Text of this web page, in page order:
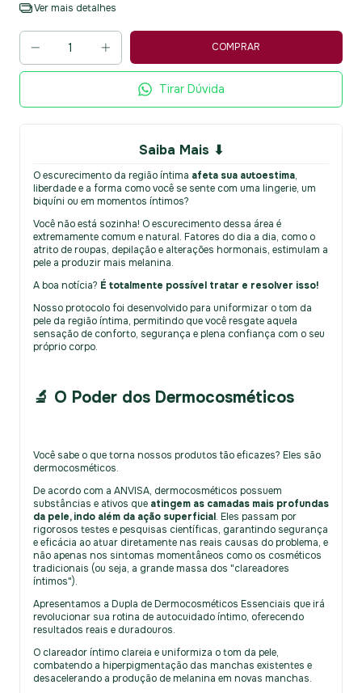
Ver mais detalhes
Tirar Dúvida
Saiba Mais ⬇
O escurecimento da região íntima afeta sua autoestima,
liberdade e a forma como você se sente com uma lingerie, um
biquíni ou em momentos íntimos?
Você não está sozinha! O escurecimento dessa área é
extremamente comum e natural. Fatores do dia a dia, como o
atrito de roupas, depilação e alterações hormonais, estimulam a
pele a produzir mais melanina.
A boa notícia? É totalmente possível tratar e resolver isso!
Nosso protocolo foi desenvolvido para uniformizar o tom da
pele da região íntima, permitindo que você resgate aquela
sensação de conforto, segurança e plena confiança com o seu
próprio corpo.
🔬 O Poder dos Dermocosméticos
Você sabe o que torna nossos produtos tão eficazes? Eles são
dermocosméticos.
De acordo com a ANVISA, dermocosméticos possuem
substâncias e ativos que atingem as camadas mais profundas
da pele, indo além da ação superficial. Eles passam por
rigorosos testes e pesquisas científicas, garantindo segurança
e eficácia ao atuar diretamente nas reais causas do problema, e
não apenas nos sintomas momentâneos como os cosméticos
tradicionais (ou seja, a grande massa dos "clareadores
íntimos").
Apresentamos a Dupla de Dermocosméticos Essenciais que irá
revolucionar sua rotina de autocuidado íntimo, oferecendo
resultados reais e duradouros.
O clareador íntimo clareia e uniformiza o tom da pele,
combatendo a hiperpigmentação das manchas existentes e
desacelerando a produção de melanina em novas manchas.